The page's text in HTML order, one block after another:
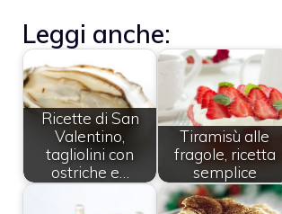
Leggi anche:
Ricette di San
Valentino,
tagliolini con
ostriche e…
Tiramisù alle
fragole, ricetta
semplice